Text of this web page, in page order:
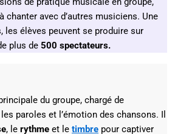
chanter avec d’autres musiciens. Une
élèves peuvent se produire sur
plus de 500 spectateurs.
du groupe, chargé de
paroles et l’émotion des chansons. Il
, le rythme et le timbre pour captiver